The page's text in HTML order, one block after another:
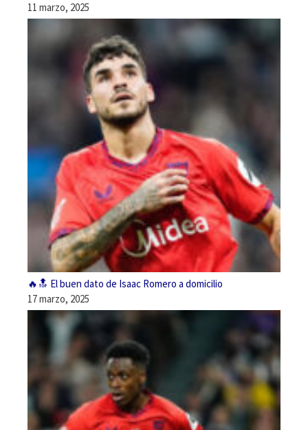
11 marzo, 2025
🔥🔝 El buen dato de Isaac Romero a domicilio
17 marzo, 2025